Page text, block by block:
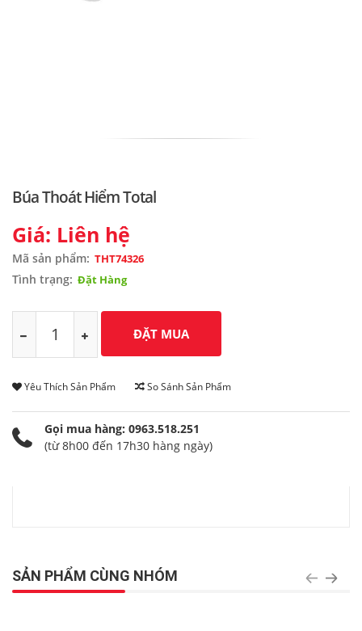
Búa Thoát Hiểm Total
Giá: Liên hệ
Mã sản phẩm: THT74326
Tình trạng: Đặt Hàng
Yêu Thích Sản Phẩm So Sánh Sản Phẩm
Gọi mua hàng: 0963.518.251
(từ 8h00 đến 17h30 hàng ngày)
SẢN PHẨM CÙNG NHÓM